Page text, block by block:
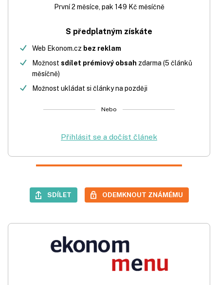
První 2 měsíce, pak 149 Kč měsíčně
S předplatným získáte
Web Ekonom.cz bez reklam
Možnost sdílet prémiový obsah zdarma (5 článků
měsíčně)
Možnost ukládat si články na později
Nebo
Přihlásit se a dočíst článek
SDÍLET ODEMKNOUT ZNÁMÉMU